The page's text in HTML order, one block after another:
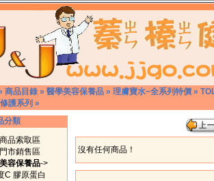
商品目錄 » 醫學美容保養品 » 理膚寶水~全系列特價 »
護系列 »
分類
品索取區
市銷售區
容保養品->
C 膠原蛋白
沒有任何商品！